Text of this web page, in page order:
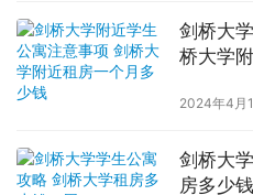
剑桥大
桥大学
2024年4月
剑桥大
房多少